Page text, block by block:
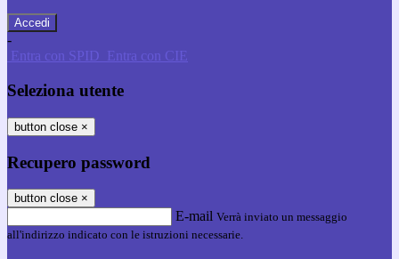
-
Entra con SPID Entra con CIE
Seleziona utente
button close ×
Recupero password
button close ×
E-mail Verrà inviato un messaggio
all'indirizzo indicato con le istruzioni necessarie.